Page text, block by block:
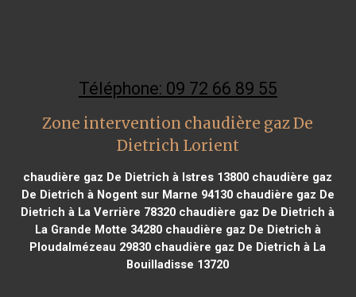
Téléphone: 09 72 66 89 55
Zone intervention chaudière gaz De
Dietrich Lorient
chaudière gaz De Dietrich à Istres 13800 chaudière gaz
De Dietrich à Nogent sur Marne 94130chaudière gaz De
Dietrich à La Verrière 78320 chaudière gaz De Dietrich à
La Grande Motte 34280chaudière gaz De Dietrich à
Ploudalmézeau 29830 chaudière gaz De Dietrich à La
Bouilladisse 13720